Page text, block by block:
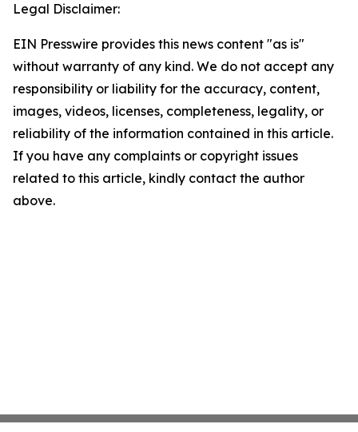
Legal Disclaimer:
EIN Presswire provides this news content "as is"
without warranty of any kind. We do not accept any
responsibility or liability for the accuracy, content,
images, videos, licenses, completeness, legality, or
reliability of the information contained in this article.
If you have any complaints or copyright issues
related to this article, kindly contact the author
above.